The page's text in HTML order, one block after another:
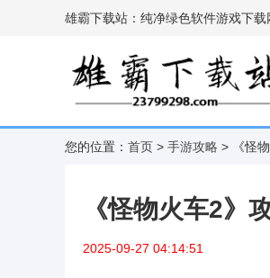
雄霸下载站：纯净绿色软件游戏下载
您的位置： 首页 > 手游攻略 > 《怪
《怪物火车2
2025-09-27 04:14:51